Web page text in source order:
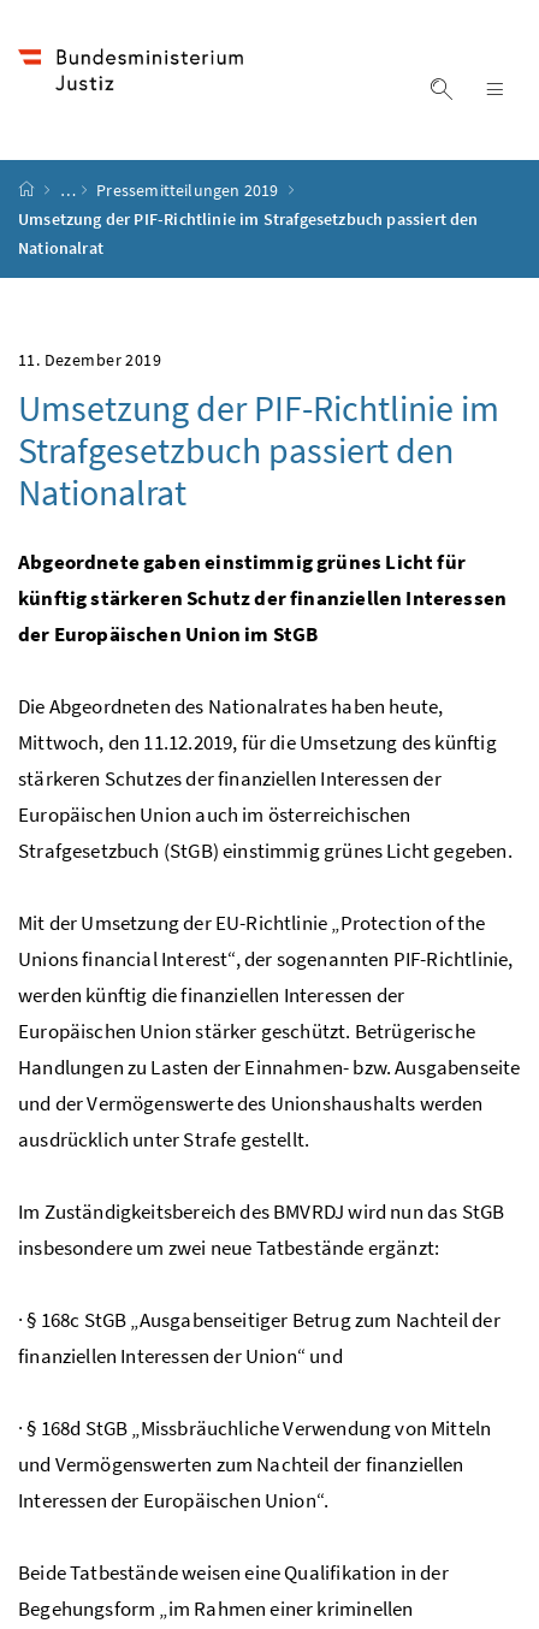
Suche
Startseite
…
Pressemitteilungen 2019
Umsetzung der PIF-Richtlinie im Strafgesetzbuch passiert den
Nationalrat
11. Dezember 2019
Umsetzung der PIF-Richtlinie im
Strafgesetzbuch passiert den
Nationalrat
Abgeordnete gaben einstimmig grünes Licht für
künftig stärkeren Schutz der finanziellen Interessen
der Europäischen Union im StGB
Die Abgeordneten des Nationalrates haben heute,
Mittwoch, den 11.12.2019, für die Umsetzung des künftig
stärkeren Schutzes der finanziellen Interessen der
Europäischen Union auch im österreichischen
Strafgesetzbuch (StGB) einstimmig grünes Licht gegeben.
Mit der Umsetzung der EU-Richtlinie „Protection of the
Unions financial Interest“, der sogenannten PIF-Richtlinie,
werden künftig die finanziellen Interessen der
Europäischen Union stärker geschützt. Betrügerische
Handlungen zu Lasten der Einnahmen- bzw. Ausgabenseite
und der Vermögenswerte des Unionshaushalts werden
ausdrücklich unter Strafe gestellt.
Im Zuständigkeitsbereich des BMVRDJ wird nun das StGB
insbesondere um zwei neue Tatbestände ergänzt:
· § 168c StGB „Ausgabenseitiger Betrug zum Nachteil der
finanziellen Interessen der Union“ und
· § 168d StGB „Missbräuchliche Verwendung von Mitteln
und Vermögenswerten zum Nachteil der finanziellen
Interessen der Europäischen Union“.
Beide Tatbestände weisen eine Qualifikation in der
Begehungsform „im Rahmen einer kriminellen